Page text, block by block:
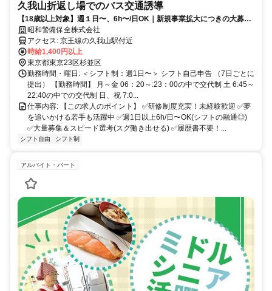
久我山折返し場でのバス交通誘導
【18歳以上対象】週１日〜、6h〜/日OK｜新規事業拡大につきの大募集
｜昇給あり
昭和警備保全株式会社
アクセス: 京王線の久我山駅付近
時給1,400円以上
東京都東京23区杉並区
勤務時間・曜日: ＜シフト制：週1日〜＞ シフト自己申告 （7日ごとに
提出） 【勤務時間】 月～金 06：20～:23：00の中で交代制 土 6:45～
22:40の中での交代制 日、祝 7:0...
仕事内容: 【この求人のポイント】 ✅研修制度充実！未経験歓迎 ✅夢
を追いかける若手も活躍中 ✅週1日以上6h/日〜OK(シフトの融通◎)
✅大量募集＆スピード選考(スグ働き出せる) ✅履歴書不要！...
シフト自由 シフト制
アルバイト・パート